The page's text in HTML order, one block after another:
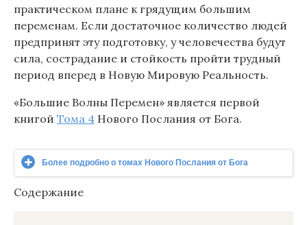
практическом плане к грядущим большим
переменам. Если достаточное количество людей
предпринят эту подготовку, у человечества будут
сила, сострадание и стойкость пройти трудный
период вперед в Новую Мировую Реальность.
«Большие Волны Перемен» является первой
книгой Тома 4 Нового Послания от Бога.
Более подробно о томах Нового Послания от Бога
Содержание